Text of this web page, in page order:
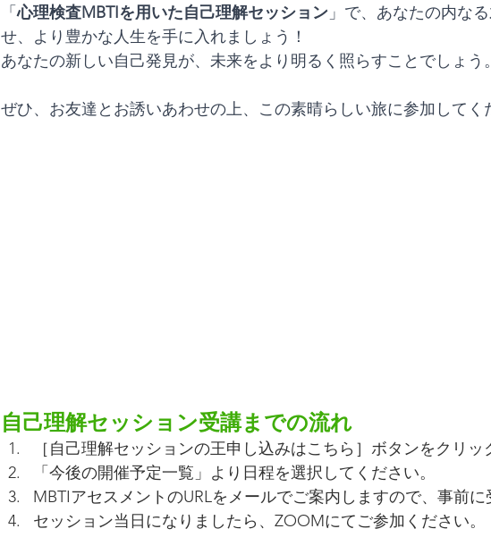
「心理検査MBTIを用いた自己理解セッション 」で、あなたの内な
せ、より豊かな人生を手に入れましょう！
あなたの新しい自己発見が、未来をより明るく照らすことでしょう。
ぜひ、お友達とお誘いあわせの上、この素晴らしい旅に参加してく
自己理解セッション受講までの流れ
［自己理解セッションの王申し込みはこちら］ボタンをクリッ
「今後の開催予定一覧」より日程を選択してください。
MBTIアセスメントのURLをメールでご案内しますので、事前に
セッション当日になりましたら、ZOOMにてご参加ください。